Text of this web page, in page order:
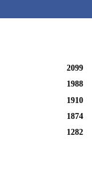
2099
1988
1910
1874
1282